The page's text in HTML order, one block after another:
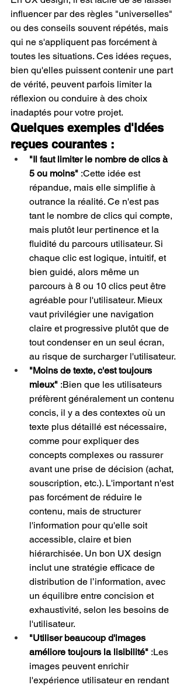
influencer par des règles "universelles"
ou des conseils souvent répétés, mais
qui ne s'appliquent pas forcément à
toutes les situations. Ces idées reçues,
bien qu'elles puissent contenir une part
de vérité, peuvent parfois limiter la
réflexion ou conduire à des choix
inadaptés pour votre projet.
Quelques exemples d'idées
reçues courantes :
"Il faut limiter le nombre de clics à
5 ou moins" :Cette idée est
répandue, mais elle simplifie à
outrance la réalité. Ce n'est pas
tant le nombre de clics qui compte,
mais plutôt leur pertinence et la
fluidité du parcours utilisateur. Si
chaque clic est logique, intuitif, et
bien guidé, alors même un
parcours à 8 ou 10 clics peut être
agréable pour l'utilisateur. Mieux
vaut privilégier une navigation
claire et progressive plutôt que de
tout condenser en un seul écran,
au risque de surcharger l'utilisateur.
"Moins de texte, c'est toujours
mieux" :Bien que les utilisateurs
préfèrent généralement un contenu
concis, il y a des contextes où un
texte plus détaillé est nécessaire,
comme pour expliquer des
concepts complexes ou rassurer
avant une prise de décision (achat,
souscription, etc.). L'important n'est
pas forcément de réduire le
contenu, mais de structurer
l'information pour qu'elle soit
accessible, claire et bien
hiérarchisée. Un bon UX design
inclut une stratégie efficace de
distribution de l’information, avec
un équilibre entre concision et
exhaustivité, selon les besoins de
l'utilisateur.
"Utiliser beaucoup d'images
améliore toujours la lisibilité" :Les
images peuvent enrichir
l'expérience utilisateur en rendant